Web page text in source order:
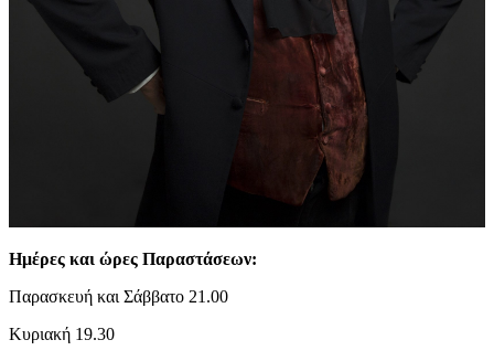
Ημέρες και ώρες Παραστάσεων:
Παρασκευή και Σάββατο 21.00
Κυριακή 19.30